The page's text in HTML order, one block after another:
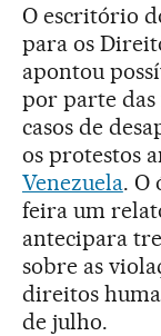
O escritório
para os
apontou
por parte das
casos de
os protestos
Venezuela. O
feira um
antecipara
sobre as
direitos
de julho.